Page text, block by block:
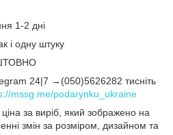
1-2 дні
і одну штуку
24|7 →(050)5626282 тисніть
mssg.me/podarynku_ukraine
за виріб, який зображено на
змін за розміром, дизайном та